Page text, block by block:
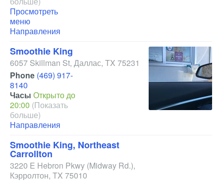
Просмотреть
меню
Направления
Smoothie King
6057 Skillman St, Даллас, TX 75231
Phone (469) 917-
8140
Часы Открыто до
20:00 (Показать
больше)
Направления
Smoothie King, Northeast
Carrollton
3220 E Hebron Pkwy (Midway Rd.),
Кэрролтон, TX 75010